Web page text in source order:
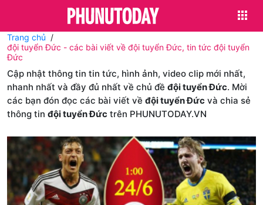
Trang chủ
đội tuyển Đức - các bài viết về đội tuyển Đức, tin tức đội tuyển
Đức
Cập nhật thông tin tin tức, hình ảnh, video clip mới nhất,
nhanh nhất và đầy đủ nhất về chủ đề đội tuyển Đức. Mời
các bạn đón đọc các bài viết về đội tuyển Đức và chia sẻ
thông tin đội tuyển Đức trên PHUNUTODAY.VN